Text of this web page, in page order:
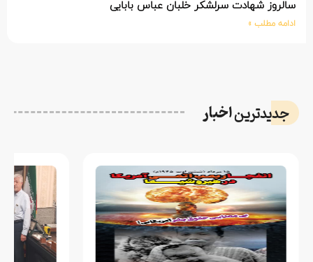
شهادت سرلشکر خلبان عباس بابایی
مطلب »
اخبار